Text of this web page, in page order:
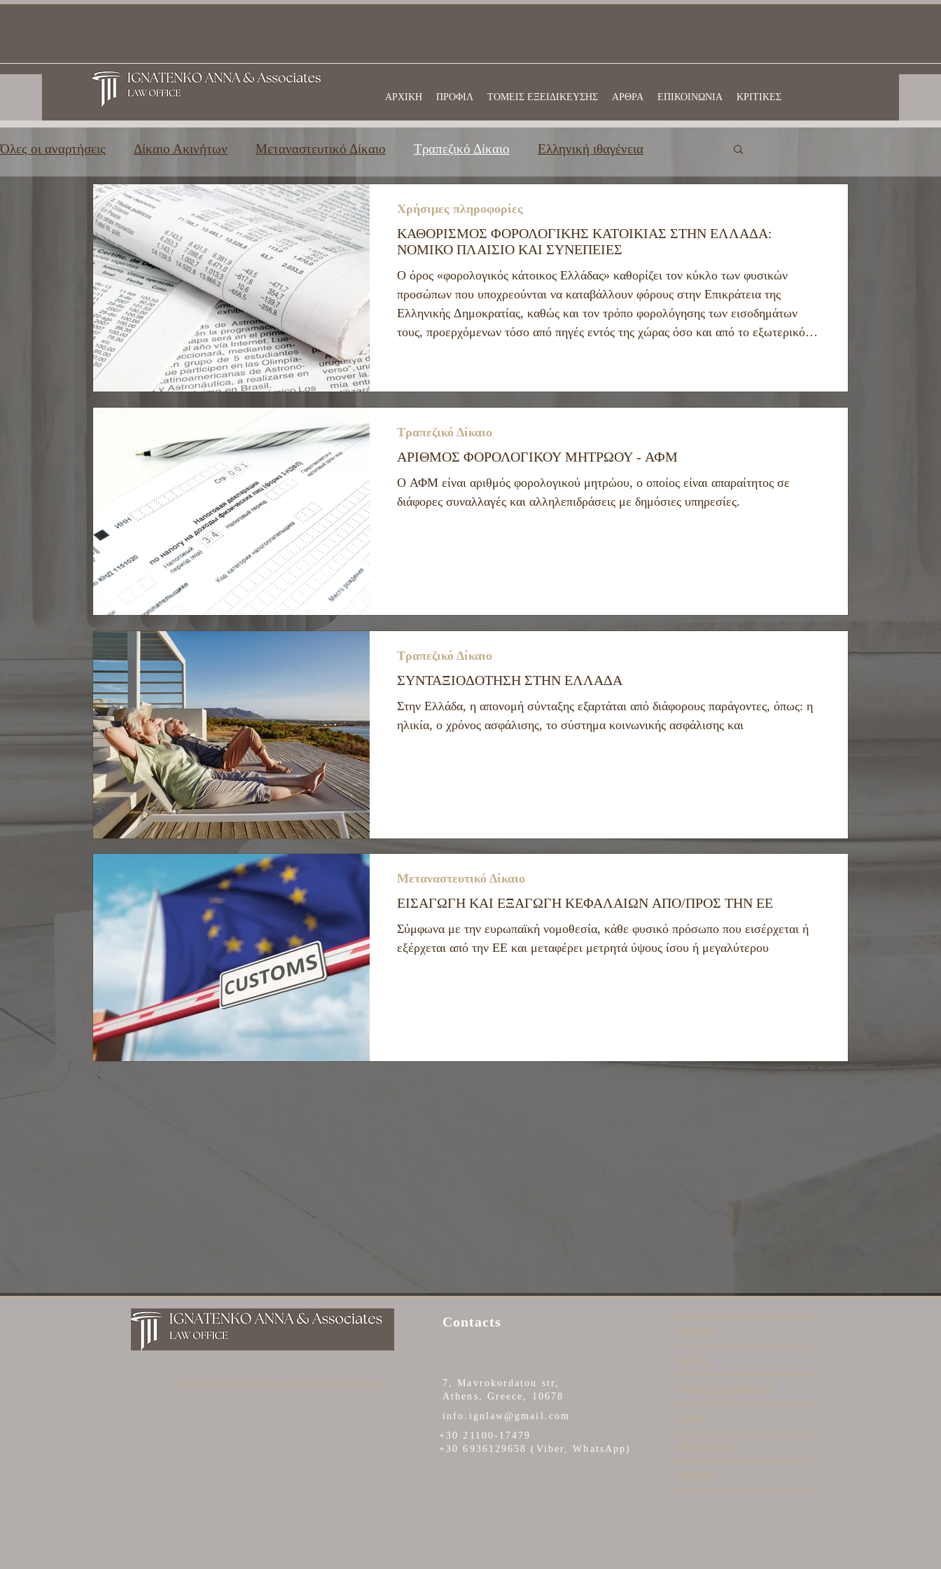
ΑΡΧΙΚΗ ΠΡΟΦΙΛ ΤΟΜΕΙΣ ΕΞΕΙΔΙΚΕΥΣΗΣ ΑΡΘΡΑ ΕΠΙΚΟΙΝΩΝΙΑ ΚΡΙΤΙΚΕΣ
Όλες οι αναρτήσεις Δίκαιο Ακινήτων Μεταναστευτικό Δίκαιο Τραπεζικό Δίκαιο Ελληνική ιθαγένεια
Οικογενειακό & Κληρονομικό Δίκαιο Τριτοβάθμια εκπαίδευση στην Ελλάδα Εμπορικό δίκαιο
Χρήσιμες πληροφορίες
ΚΑΘΟΡΙΣΜΟΣ ΦΟΡΟΛΟΓΙΚΗΣ ΚΑΤΟΙΚΙΑΣ ΣΤΗΝ ΕΛΛΑΔΑ:
ΝΟΜΙΚΟ ΠΛΑΙΣΙΟ ΚΑΙ ΣΥΝΕΠΕΙΕΣ
Ο όρος «φορολογικός κάτοικος Ελλάδας» καθορίζει τον κύκλο των φυσικών
προσώπων που υποχρεούνται να καταβάλλουν φόρους στην Επικράτεια της
Ελληνικής Δημοκρατίας, καθώς και τον τρόπο φορολόγησης των εισοδημάτων
τους, προερχόμενων τόσο από πηγές εντός της χώρας όσο και από το εξωτερικό.
χώρας και στο εξωτερικό, και καθορίζει τις φορολογικέ
Χρήσιμες πληροφορίες
ΑΡΙΘΜΟΣ ΦΟΡΟΛΟΓΙΚΟΥ ΜΗΤΡΩΟΥ - АФМ
Ο ΑΦΜ είναι αριθμός φορολογικού μητρώου, ο οποίος είναι απαραίτητος σε
διάφορες συναλλαγές και αλληλεπιδράσεις με δημόσιες υπηρεσίες.
Τραπεζικό Δίκαιο
ΣΥΝΤΑΞΙΟΔΟΤΗΣΗ ΣΤΗΝ ΕΛΛΑΔΑ
Στην Ελλάδα, η απονομή σύνταξης εξαρτάται από διάφορους παράγοντες, όπως: η
ηλικία, ο χρόνος ασφάλισης, το σύστημα κοινωνικής ασφάλισης και
Τραπεζικό Δίκαιο
ΕΙΣΑΓΩΓΗ ΚΑΙ ΕΞΑΓΩΓΗ ΚΕΦΑΛΑΙΩΝ ΑΠΟ/ΠΡΟΣ ΤΗΝ ΕΕ
Σύμφωνα με την ευρωπαϊκή νομοθεσία, κάθε φυσικό πρόσωπο που εισέρχεται ή
εξέρχεται από την ΕΕ και μεταφέρει μετρητά ύψους ίσου ή μεγαλύτερου
Μεταναστευτικό Δίκαιο
Get the best solutions to your legal problems
Contacts
7, Mavrokordatou str,
Athens, Greece, 10678
info.ignlaw@gmail.com
+30 21100-17479
+30 6936129658 (Viber, WhatsApp)
ΑΡΧΙΚΗ
ΠΡΟΦΙΛ
ΤΟΜΕΙΣ ΕΞΕΙΔΙΚΕΥΣΗΣ
ΑΡΘΡΑ
ΕΠΙΚΟΙΝΩΝΙΑ
ΚΡΙΤΙΚΕΣ